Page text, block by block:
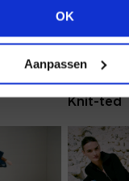
OK
Aanpassen
NO ACCOUNT YET?
VIEW ALL OPTIONS
BRAND
Knit-ted